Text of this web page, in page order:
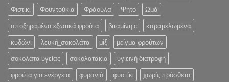
Φιστίκι
Φουντούκια Φράουλα Ψητό
Ωμά
αποξηραμένα εξωτικά φρούτα
βιταμίνη c
καραμελωμένα
κυδώνι
λευκή_σοκολάτα μίξ
μείγμα φρούτων
σοκολάτα υγείας
σοκολατακια
υγιεινή διατροφή
φρούτα για ενέργεια
φυρανιά φυστίκι
χωρίς πρόσθετα